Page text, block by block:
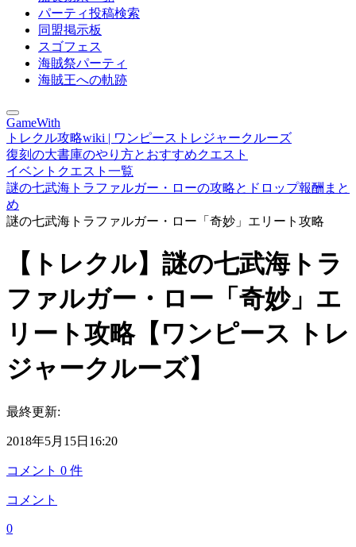
パーティ投稿検索
同盟掲示板
スゴフェス
海賊祭パーティ
海賊王への軌跡
GameWith
トレクル攻略wiki | ワンピーストレジャークルーズ
復刻の大書庫のやり方とおすすめクエスト
イベントクエスト一覧
謎の七武海トラファルガー・ローの攻略とドロップ報酬まと
め
謎の七武海トラファルガー・ロー「奇妙」エリート攻略
【トレクル】謎の七武海トラ
ファルガー・ロー「奇妙」エ
リート攻略【ワンピース トレ
ジャークルーズ】
最終更新:
2018年5月15日16:20
コメント 0 件
コメント
0